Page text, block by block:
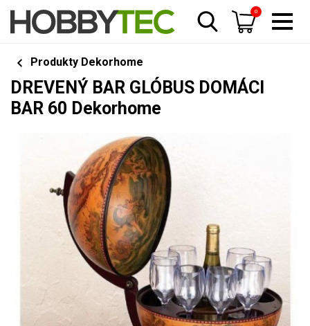
0
Produkty Dekorhome
DREVENÝ BAR GLÓBUS DOMÁCI
BAR 60 Dekorhome